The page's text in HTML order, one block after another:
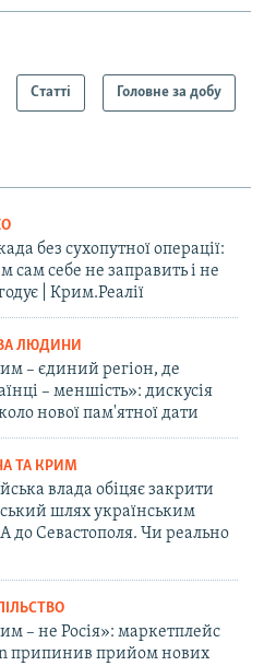
Статті Головне за добу
без сухопутної операції:
сам себе не заправить і не
| Крим.Реалії
ЛЮДИНИ
– єдиний регіон, де
– меншість»: дискусія
нової пам'ятної дати
ТА КРИМ
влада обіцяє закрити
шлях українським
до Севастополя. Чи реально
– не Росія»: маркетплейс
припинив прийом нових